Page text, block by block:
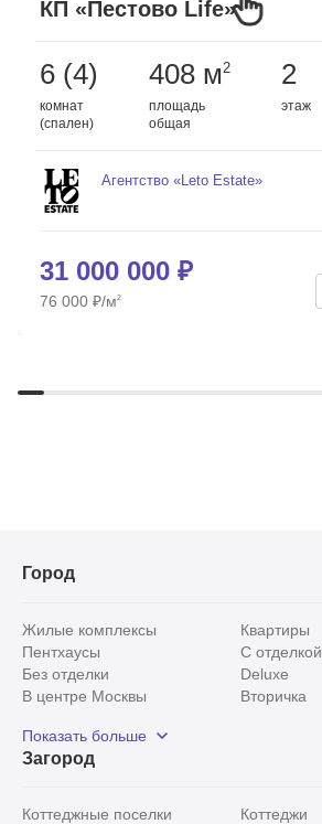
КП «Пестово Life»
6 (4)
комнат
(спален)
408 м2
площадь
общая
2
этаж
Агентство «Leto Estate»
31 000 000 ₽
76 000 ₽/м2
Город
Жилые комплексы
Квартиры
Пентхаусы
С отделкой
Без отделки
Deluxe
В центре Москвы
Вторичка
Рядом с парком
С панорамными окнами
Показать больше
Загород
Коттеджные поселки Коттеджи